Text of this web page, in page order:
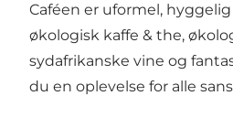
Caféen er uformel,
økologisk kaffe & the,
sydafrikanske vine og
du en oplevelse for alle